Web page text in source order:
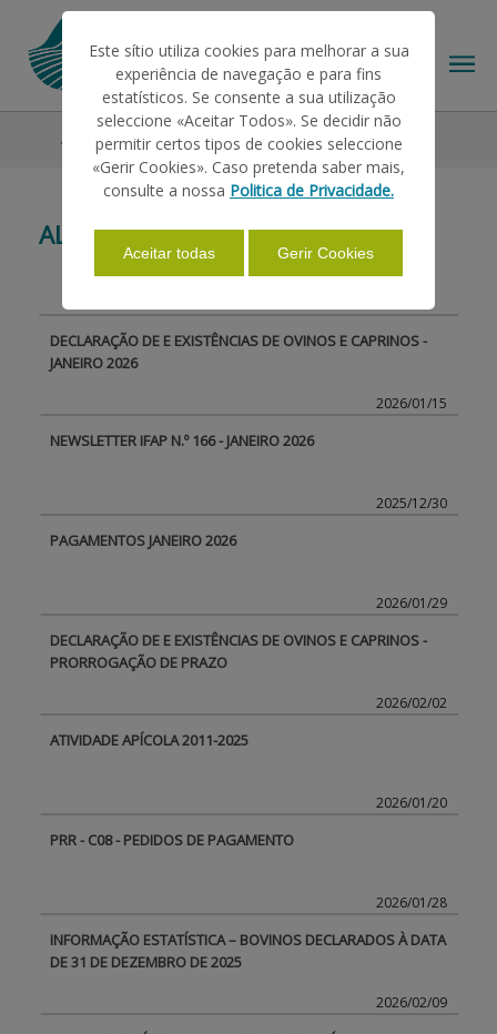
THE IFAP
HELP/SUPPORT
INFORMATIONS
BENEFICIARY SUPPORT
Login / Register
All News
ALL NEWS
DECLARAÇÃO DE E EXISTÊNCIAS DE OVINOS E CAPRINOS -
JANEIRO 2026
2026/01/15
NEWSLETTER IFAP N.º 166 - JANEIRO 2026
2025/12/30
PAGAMENTOS JANEIRO 2026
2026/01/29
DECLARAÇÃO DE E EXISTÊNCIAS DE OVINOS E CAPRINOS -
PRORROGAÇÃO DE PRAZO
2026/02/02
ATIVIDADE APÍCOLA 2011-2025
2026/01/20
PRR - C08 - PEDIDOS DE PAGAMENTO
2026/01/28
INFORMAÇÃO ESTATÍSTICA – BOVINOS DECLARADOS À DATA
DE 31 DE DEZEMBRO DE 2025
2026/02/09
Este sítio utiliza cookies para melhorar a sua
experiência de navegação e para fins
estatísticos. Se consente a sua utilização
seleccione «Aceitar Todos». Se decidir não
permitir certos tipos de cookies seleccione
«Gerir Cookies». Caso pretenda saber mais,
consulte a nossa Politica de Privacidade.
Aceitar todas Gerir Cookies